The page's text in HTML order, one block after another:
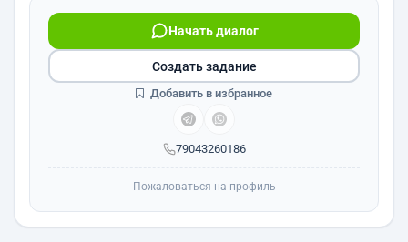
79043260186
Начать диалог
Создать задание
Добавить в избранное
Пожаловаться на профиль